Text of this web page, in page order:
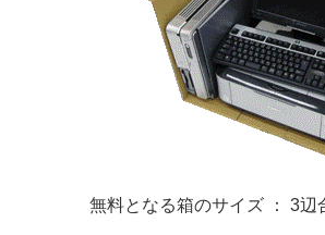
無料となる箱のサイズ ： 3